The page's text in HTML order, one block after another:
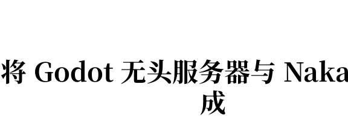
将 Godot 无头服务器与
成